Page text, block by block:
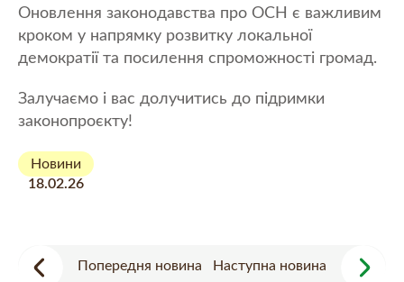
Оновлення законодавства про ОСН є важливим
кроком у напрямку розвитку локальної
демократії та посилення спроможності громад.
Залучаємо і вас долучитись до підримки
законопроєкту!
Новини
18.02.26
Попередня новина Наступна новина